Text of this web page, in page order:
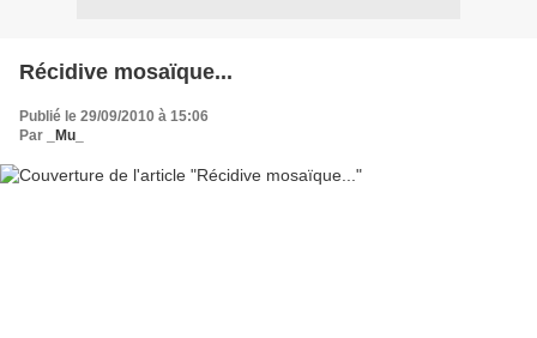
Récidive mosaïque...
Publié le 29/09/2010 à 15:06
Par
_Mu_